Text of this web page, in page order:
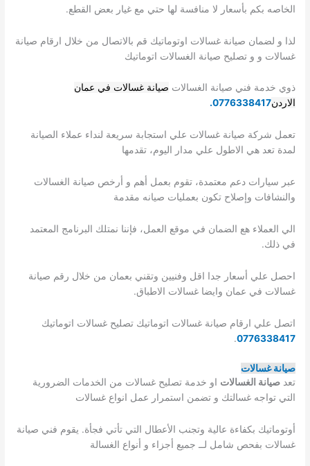
الخاصه بكم بأسعار لا منافسة لها حتي مع غيار بعض القطع.
لذا و لضمان صيانة غسالات اوتوماتيك قم بالاتصال من خلال ارقام صيانة
غسالات و و تصليح صيانة الغسالات اتوماتيك
ذوي خدمة فني صيانة الغسالات صيانة غسالات في عمان
الاردن0776338417.
تعمل شركة صيانة غسالات علي استجابة سريعة لنداء عملاء الصيانة
لمدة تعد هي الاطول علي مدار اليوم، تقدمها
عبر سيارات دعم معتمدة، تقوم بعمل أهم و أرخص صيانة الغسالات
والنشافات وإصلاح تكون بعمليات صيانه مقدمة
الي العملاء هع الضمان في موقع العمل، فإننا نمتلك البرنامج المعتمد
في ذلك.
احصل علي أسعار جدا اقل وفنيين وتقني بعمان من خلال رقم صيانة
غسالات في عمان وايضا غسالات الاطباق.
اتصل علي ارقام صيانة غسالات اتوماتيك تصليح غسالات اتوماتيك
0776338417
.
صيانة غسالات
تعدصيانة الغسالات او خدمة تصليح غسالات من الخدمات الضرورية
التي تواجه غسالتك و تضمن استمرار عمل انواع غسالات
أوتوماتيك بكفاءة عالية وتجنب الأعطال التي تأتي فجأة. يقوم فني صيانة
غسالات بفحص شامل لــ جميع أجزاء و أنواع الغسالة